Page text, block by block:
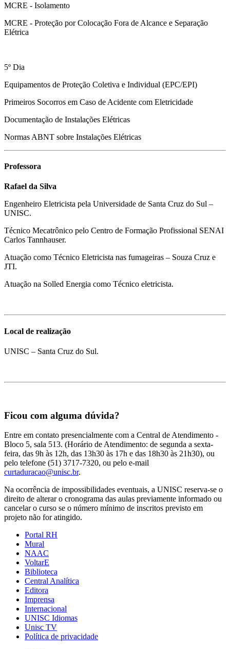
MCRE - Isolamento
MCRE - Proteção por Colocação Fora de Alcance e Separação
Elétrica
5º Dia
Equipamentos de Proteção Coletiva e Individual (EPC/EPI)
Primeiros Socorros em Caso de Acidente com Eletricidade
Documentação de Instalações Elétricas
Normas ABNT sobre Instalações Elétricas
Professora
Rafael da Silva
Engenheiro Eletricista pela Universidade de Santa Cruz do Sul –
UNISC.
Técnico Mecatrônico pelo Centro de Formação Profissional SENAI
Carlos Tannhauser.
Atuação como Técnico Eletricista nas fumageiras – Souza Cruz e
JTI.
Atuação na Solled Energia como Técnico eletricista.
Local de realização
UNISC – Santa Cruz do Sul.
Ficou com alguma dúvida?
Entre em contato presencialmente com a Central de Atendimento -
Bloco 5, sala 513. (Horário de Atendimento: de segunda a sexta-
feira, das 9h às 12h, das 13h30 às 17h e das 18h30 às 21h30), ou
pelo telefone (51) 3717-7320, ou pelo e-mail
curtaduracao@unisc.br.
Na ocorrência de impossibilidades eventuais, a UNISC reserva-se o
direito de alterar o cronograma das aulas previamente informado ou
cancelar o curso se o número mínimo de inscritos previsto em
projeto não for atingido.
Portal RH
Mural
NAAC
VoltarE
Biblioteca
Central Analítica
Editora
Imprensa
Internacional
UNISC Idiomas
Unisc TV
Política de privacidade